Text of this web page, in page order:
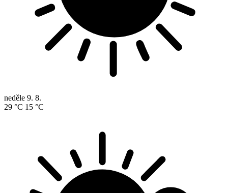
neděle 9. 8.
29 °C 15 °C